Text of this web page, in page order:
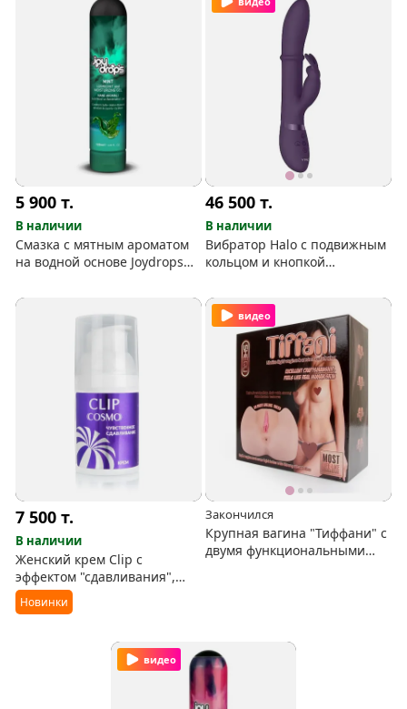
5 900т.
В наличии
Смазка с мятным ароматом
на водной основе Joydrops
46 500т.
В наличии
Вибратор Halo с подвижным
кольцом и кнопкой
7 500т.
В наличии
Женский крем Clip с
эффектом "сдавливания",
способствует возбуждению
Новинки
видео
Закончился
Крупная вагина "Тиффани" с
двумя функциональными
видео